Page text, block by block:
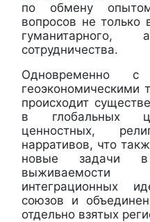
по обмену
вопросов не только
сотрудничества.
Одновременно с
происходит
в глобальных
ценностных,
нарративов, что
новые задачи в
интеграционных
союзов и
отдельно взятых